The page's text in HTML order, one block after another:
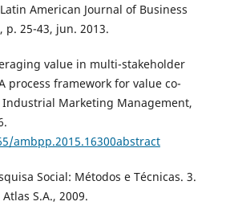
American Journal of Business
p. 25-43, jun. 2013.
value in multi-stakeholder
process framework for value co-
Marketing Management,
ambpp.2015.16300abstract
Social: Métodos e Técnicas. 3.
S.A., 2009.